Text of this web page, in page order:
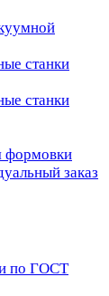
станки
станки
формовки
заказ
по ГОСТ